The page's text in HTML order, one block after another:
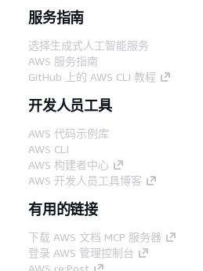
服务指南
选择生成式人工智能服务
AWS 服务指南
GitHub 上的 AWS CLI 教程
开发人员工具
AWS 代码示例库
AWS CLI
AWS 构建者中心
AWS 开发人员工具博客
有用的链接
下载 AWS 文档 MCP 服务器
登录 AWS 管理控制台
AWS re:Post